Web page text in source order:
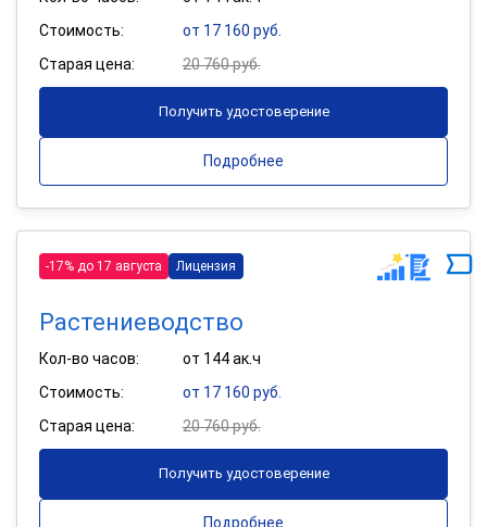
Стоимость:
от 17 160 руб.
Старая цена:
20 760 руб.
Получить удостоверение
Подробнее
-17% до 17 августа Лицензия
Растениеводство
Кол-во часов:
от 144 ак.ч
Стоимость:
от 17 160 руб.
Старая цена:
20 760 руб.
Получить удостоверение
Подробнее